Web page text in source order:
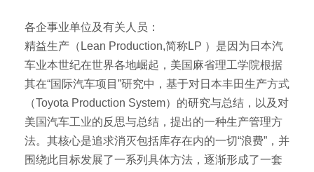
各企事业单位及有关人员：
精益生产（Lean Production,简称LP ）是因为日本汽
车业本世纪在世界各地崛起，美国麻省理工学院根据
其在“国际汽车项目”研究中，基于对日本丰田生产方式
（Toyota Production System）的研究与总结，以及对
美国汽车工业的反思与总结，提出的一种生产管理方
法。其核心是追求消灭包括库存在内的一切“浪费”，并
围绕此目标发展了一系列具体方法，逐渐形成了一套